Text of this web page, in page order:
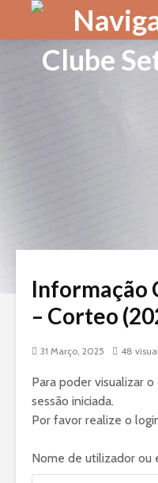
Informação
– Corteo
31 Março, 2025 48
Para poder visualizar
sessão iniciada.
Por favor realize o
Nome de utilizador ou